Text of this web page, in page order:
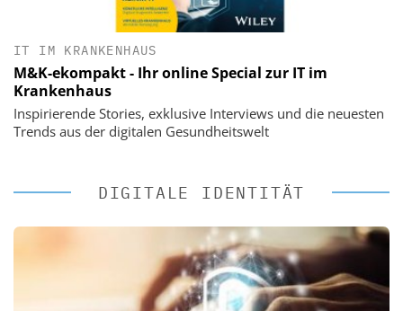
IT IM KRANKENHAUS
M&K-ekompakt - Ihr online Special zur IT im
Krankenhaus
Inspirierende Stories, exklusive Interviews und die neuesten
Trends aus der digitalen Gesundheitswelt
DIGITALE IDENTITÄT